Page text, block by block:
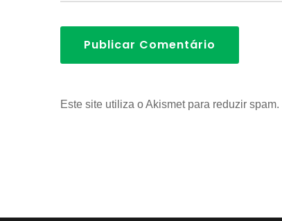
Publicar Comentário
Este site utiliza o Akismet para reduzir spam.